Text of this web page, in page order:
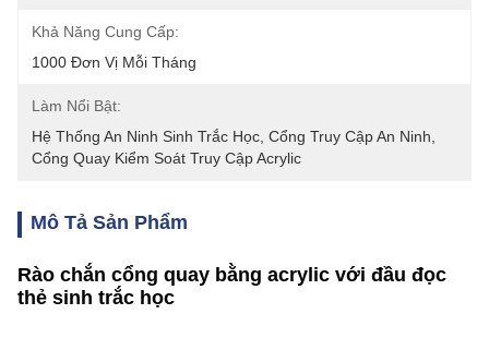
Khả Năng Cung Cấp:
1000 Đơn Vị Mỗi Tháng
Làm Nổi Bật:
Hệ Thống An Ninh Sinh Trắc Học Cổng Truy Cập An Ninh
Cổng Quay Kiểm Soát Truy Cập Acrylic
Mô Tả Sản Phẩm
Rào chắn cổng quay bằng acrylic với đầu đọc
thẻ sinh trắc học